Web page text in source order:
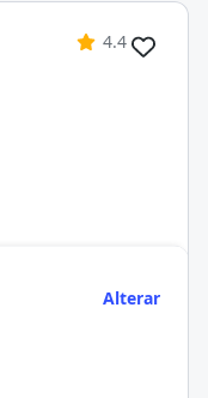
4.4
Alterar